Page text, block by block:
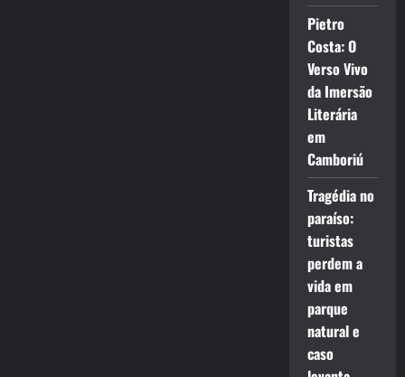
Pietro
Costa: O
Verso Vivo
da Imersão
Literária
em
Camboriú
Tragédia no
paraíso:
turistas
perdem a
vida em
parque
natural e
caso